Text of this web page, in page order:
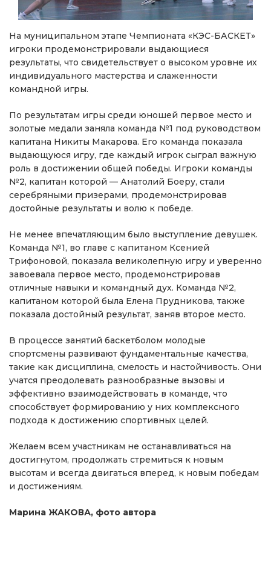
На муниципальном этапе Чемпионата «КЭС-БАСКЕТ»
игроки продемонстрировали выдающиеся
результаты, что свидетельствует о высоком уровне их
индивидуального мастерства и слаженности
командной игры.
По результатам игры среди юношей первое место и
золотые медали заняла команда №1 под руководством
капитана Никиты Макарова. Его команда показала
выдающуюся игру, где каждый игрок сыграл важную
роль в достижении общей победы. Игроки команды
№2, капитан которой — Анатолий Боеру, стали
серебряными призерами, продемонстрировав
достойные результаты и волю к победе.
Не менее впечатляющим было выступление девушек.
Команда №1, во главе с капитаном Ксенией
Трифоновой, показала великолепную игру и уверенно
завоевала первое место, продемонстрировав
отличные навыки и командный дух. Команда №2,
капитаном которой была Елена Прудникова, также
показала достойный результат, заняв второе место.
В процессе занятий баскетболом молодые
спортсмены развивают фундаментальные качества,
такие как дисциплина, смелость и настойчивость. Они
учатся преодолевать разнообразные вызовы и
эффективно взаимодействовать в команде, что
способствует формированию у них комплексного
подхода к достижению спортивных целей.
Желаем всем участникам не останавливаться на
достигнутом, продолжать стремиться к новым
высотам и всегда двигаться вперед, к новым победам
и достижениям.
Марина ЖАКОВА, фото автора